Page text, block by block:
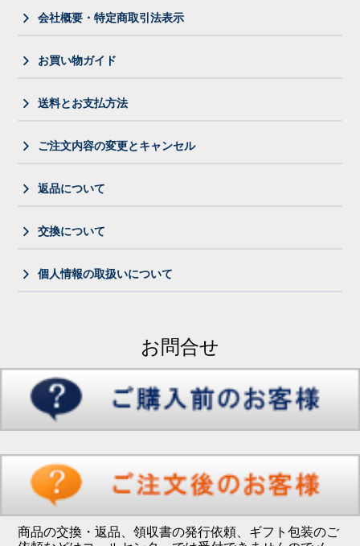
会社概要・特定商取引法表示
お買い物ガイド
送料とお支払方法
ご注文内容の変更とキャンセル
返品について
交換について
個人情報の取扱いについて
お問合せ
商品の交換・返品、領収書の発行依頼、ギフト包装のご